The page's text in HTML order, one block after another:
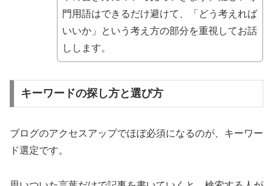
門用語はできるだけ避けて、「どう考えれば
いいか」という考え方の部分を重視してお話
しします。
キーワードの探し方と選び方
ブログのアクセスアップでほぼ必須になるのが、キーワー
ド選定です。